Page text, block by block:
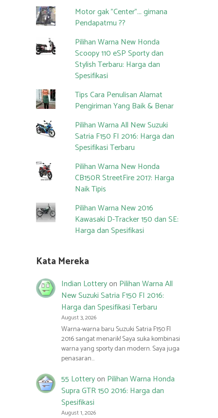
Motor gak "Center"... gimana
Pendapatmu ??
Pilihan Warna New Honda
Scoopy 110 eSP Sporty dan
Stylish Terbaru: Harga dan
Spesifikasi
Tips Cara Penulisan Alamat
Pengiriman Yang Baik & Benar
Pilihan Warna All New Suzuki
Satria F150 FI 2016: Harga dan
Spesifikasi Terbaru
Pilihan Warna New Honda
CB150R StreetFire 2017: Harga
Naik Tipis
Pilihan Warna New 2016
Kawasaki D-Tracker 150 dan SE:
Harga dan Spesifikasi
Kata Mereka
Indian Lotteryon Pilihan Warna All
New Suzuki Satria F150 FI 2016:
Harga dan Spesifikasi Terbaru
August 3, 2026
Warna-warna baru Suzuki Satria F150 FI
2016 sangat menarik! Saya suka kombinasi
warna yang sporty dan modern. Saya juga
penasaran…
55 Lotteryon Pilihan Warna Honda
Supra GTR 150 2016: Harga dan
Spesifikasi
August 1, 2026